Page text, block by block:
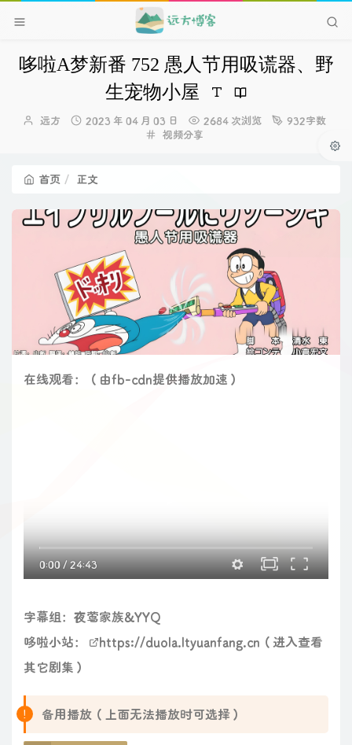
哆啦A梦新番 752 愚人节用吸谎器、野
生宠物小屋
博
远方
发
2023 年 04 月 03 日 2684 次浏览
932字数
分
视频分享
首页 正文
在线观看：（由fb-cdn提供播放加速）
0:00/24:43
字幕组：夜莺家族&YYQ
哆啦小站：
https://duola.ltyuanfang.cn （进入查看
其它剧集）
备用播放（上面无法播放时可选择）